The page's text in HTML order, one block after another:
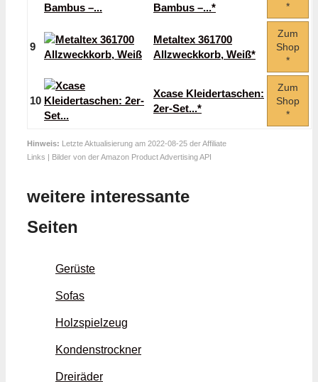
Bambus –...*
*
9
Metaltex 361700
Allzweckkorb, Weiß*
Zum
Shop
*
10
Xcase Kleidertaschen:
2er-Set...*
Zum
Shop
*
Hinweis: Letzte Aktualisierung am 2022-08-25 der Affiliate
Links | Bilder von der Amazon Product Advertising API
weitere interessante
Seiten
Gerüste
Sofas
Holzspielzeug
Kondenstrockner
Dreiräder